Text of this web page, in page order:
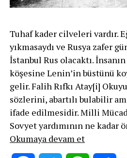
Tuhaf kader cilveleri vardır.
yıkmasaydı ve Rusya zafer
İstanbul Rus olacaktı.
köşesine Lenin’in büstünü
gelir. Falih Rıfkı Atay[i]
sözlerini, abartılı bulabilir
ifade edilmesidir. Milli
Sovyet yardımının ne kadar
Okumaya devam etLenin